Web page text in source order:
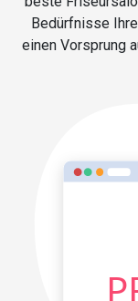
Bedürfnisse
einen Vorsprung